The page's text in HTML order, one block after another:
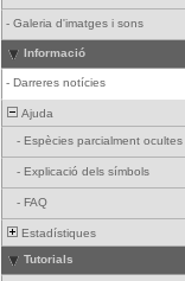
- Galeria d'imatges i sons
Informació
- Darreres notícies
Ajuda
- Espècies parcialment ocultes
- Explicació dels símbols
- FAQ
Estadístiques
Tutorials